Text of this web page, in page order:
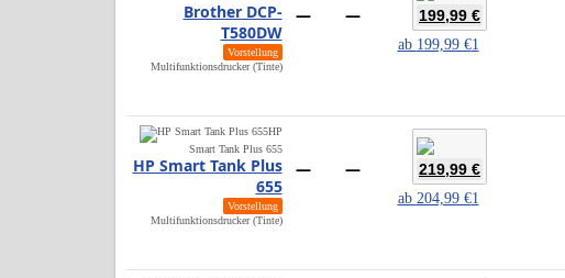
Brother DCP-
T580DW
Vorstellung
Multifunktionsdrucker (Tinte)
— — 199,99 €
ab 199,99 €1
HP
Smart Tank Plus 655
HP Smart Tank Plus
655
Vorstellung
Multifunktionsdrucker (Tinte)
— — 219,99 €
ab 204,99 €1